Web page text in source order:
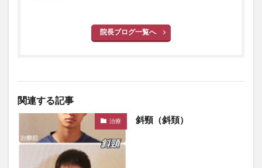
院長ブログ一覧へ
関連する記事
治療 斜頸（斜頚）